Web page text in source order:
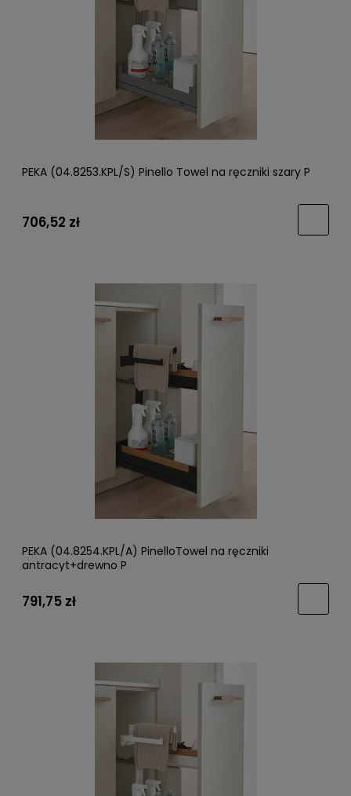
PEKA (04.8253.KPL/S) Pinello Towel na ręczniki szary P
706,52 zł
PEKA (04.8254.KPL/A) PinelloTowel na ręczniki
antracyt+drewno P
791,75 zł